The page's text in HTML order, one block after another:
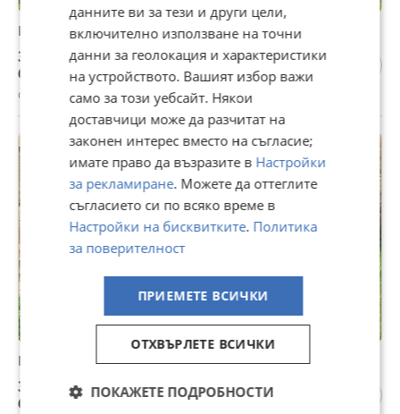
Преден капак Mazda CX 30
306,78 €
600,01 лв
с. Белопопци, София област, 12 юли
Преден капак Toyota corolla
306,78 €
600,01 лв
данните ви за тези и други цели,
включително използване на точни
данни за геолокация и характеристики
на устройството. Вашият избор важи
само за този уебсайт. Някои
доставчици може да разчитат на
законен интерес вместо на съгласие;
имате право да възразите в Настройки
за рекламиране. Можете да оттеглите
съгласието си по всяко време в
Настройки на бисквитките. Политика
за поверителност
ПРИЕМЕТЕ ВСИЧКИ
ОТХВЪРЛЕТЕ ВСИЧКИ
ПОКАЖЕТЕ ПОДРОБНОСТИ